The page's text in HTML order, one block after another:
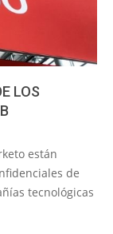
LOS
están
de
tecnológicas